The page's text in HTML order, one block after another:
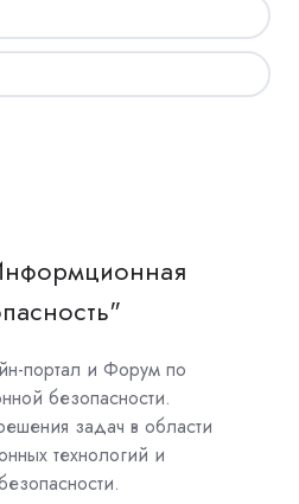
портал и Форум по
безопасности.
задач в области
технологий и